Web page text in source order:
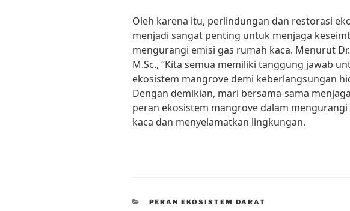
Oleh karena itu, perlindungan dan restorasi
menjadi sangat penting untuk menjaga
mengurangi emisi gas rumah kaca. Menurut Dr.
M.Sc., “Kita semua memiliki tanggung jawab
ekosistem mangrove demi keberlangsungan
Dengan demikian, mari bersama-sama
peran ekosistem mangrove dalam
kaca dan menyelamatkan lingkungan.
CATEGORIES
PERAN EKOSISTEM DARAT